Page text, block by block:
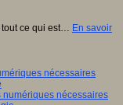
tout ce qui est… En savoir
nécessaires